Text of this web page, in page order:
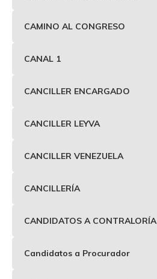
CAMINO AL CONGRESO
CANAL 1
CANCILLER ENCARGADO
CANCILLER LEYVA
CANCILLER VENEZUELA
CANCILLERÍA
CANDIDATOS A CONTRALORÍA
Candidatos a Procurador